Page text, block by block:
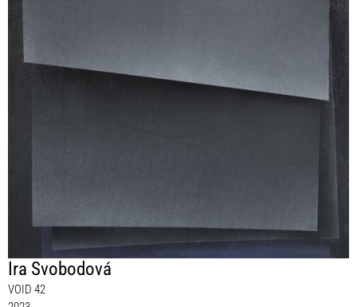
Ira Svobodová
VOID 42